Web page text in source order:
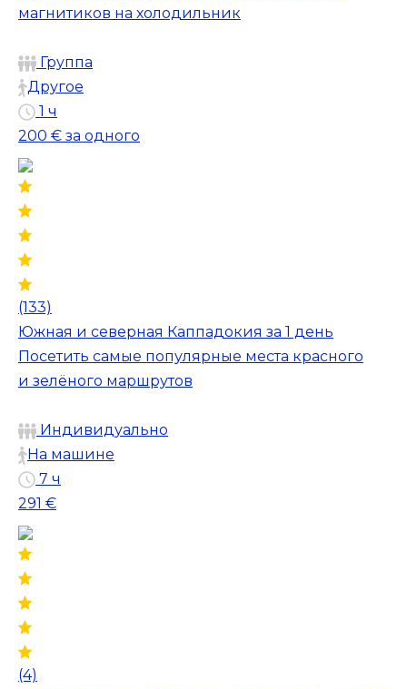
магнитиков на холодильник
Группа
Другое
1 ч
200 € за одного
(133)
Южная и северная Каппадокия за 1 день
Посетить самые популярные места красного
и зелёного маршрутов
Индивидуально
На машине
7 ч
291 €
(4)